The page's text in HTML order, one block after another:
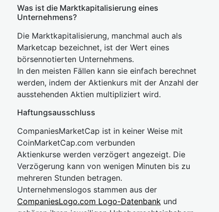
Was ist die Marktkapitalisierung eines
Unternehmens?
Die Marktkapitalisierung, manchmal auch als
Marketcap bezeichnet, ist der Wert eines
börsennotierten Unternehmens.
In den meisten Fällen kann sie einfach berechnet
werden, indem der Aktienkurs mit der Anzahl der
ausstehenden Aktien multipliziert wird.
Haftungsausschluss
CompaniesMarketCap ist in keiner Weise mit
CoinMarketCap.com verbunden
Aktienkurse werden verzögert angezeigt. Die
Verzögerung kann von wenigen Minuten bis zu
mehreren Stunden betragen.
Unternehmenslogos stammen aus der
CompaniesLogo.com Logo-Datenbank und